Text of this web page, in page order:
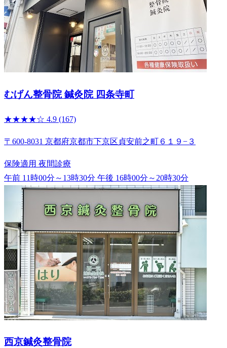
むげん整骨院 鍼灸院 四条寺町
★★★★☆ 4.9 (167)
〒600-8031 京都府京都市下京区貞安前之町６１９−３
保険適用 夜間診療
午前 11時00分～13時30分 午後 16時00分～20時30分
西京鍼灸整骨院